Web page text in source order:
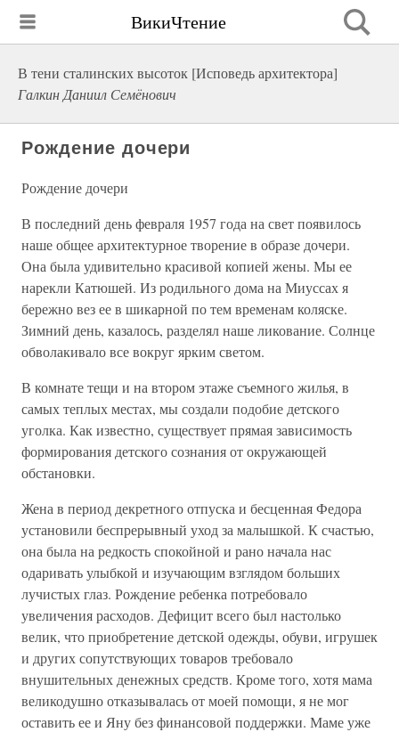
ВикиЧтение
В тени сталинских высоток [Исповедь архитектора]
Галкин Даниил Семёнович
Рождение дочери
Рождение дочери
В последний день февраля 1957 года на свет появилось
наше общее архитектурное творение в образе дочери.
Она была удивительно красивой копией жены. Мы ее
нарекли Катюшей. Из родильного дома на Миуссах я
бережно вез ее в шикарной по тем временам коляске.
Зимний день, казалось, разделял наше ликование. Солнце
обволакивало все вокруг ярким светом.
В комнате тещи и на втором этаже съемного жилья, в
самых теплых местах, мы создали подобие детского
уголка. Как известно, существует прямая зависимость
формирования детского сознания от окружающей
обстановки.
Жена в период декретного отпуска и бесценная Федора
установили беспрерывный уход за малышкой. К счастью,
она была на редкость спокойной и рано начала нас
одаривать улыбкой и изучающим взглядом больших
лучистых глаз. Рождение ребенка потребовало
увеличения расходов. Дефицит всего был настолько
велик, что приобретение детской одежды, обуви, игрушек
и других сопутствующих товаров требовало
внушительных денежных средств. Кроме того, хотя мама
великодушно отказывалась от моей помощи, я не мог
оставить ее и Яну без финансовой поддержки. Маме уже